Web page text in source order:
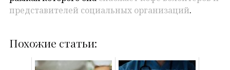
представителей социальных организаций.
Похожие статьи: